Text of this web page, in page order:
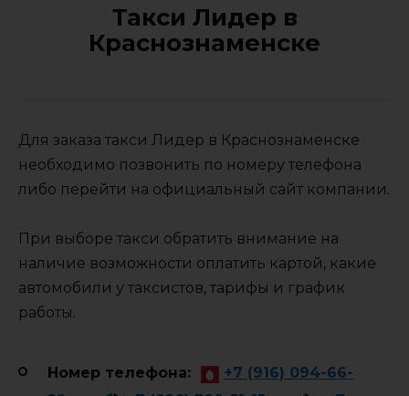
Такси Лидер в
Краснознаменске
Для заказа такси Лидер в Краснознаменске
необходимо позвонить по номеру телефона
либо перейти на официальный сайт компании.
При выборе такси обратить внимание на
наличие возможности оплатить картой, какие
автомобили у таксистов, тарифы и график
работы.
Номер телефона:
+7 (916) 094-66-